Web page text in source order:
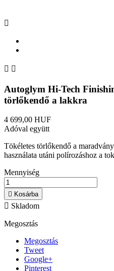

 
Autoglym Hi-Tech
törlőkendő a lakkra
4 699,00 HUF
Adóval együtt
Tökéletes törlőkendő a
használata utáni polírozáshoz a
Mennyiség
 Kosárba
 Skladom
Megosztás
Megosztás
Tweet
Google+
Pinterest